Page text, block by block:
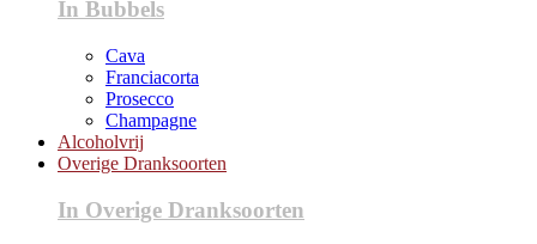
In Bubbels
Cava
Franciacorta
Prosecco
Champagne
Alcoholvrij
Overige Dranksoorten
In Overige Dranksoorten